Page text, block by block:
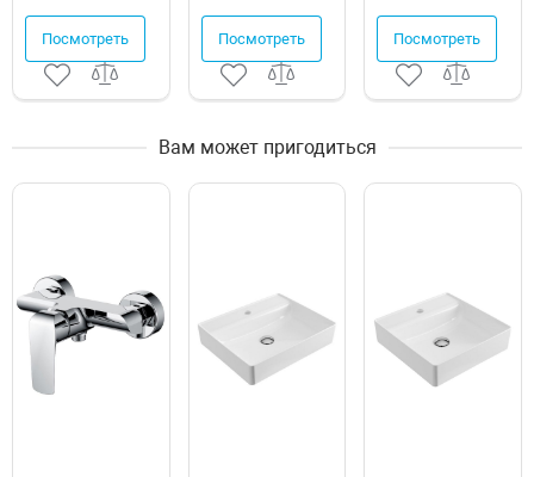
Посмотреть Посмотреть Посмотреть
Вам может пригодиться